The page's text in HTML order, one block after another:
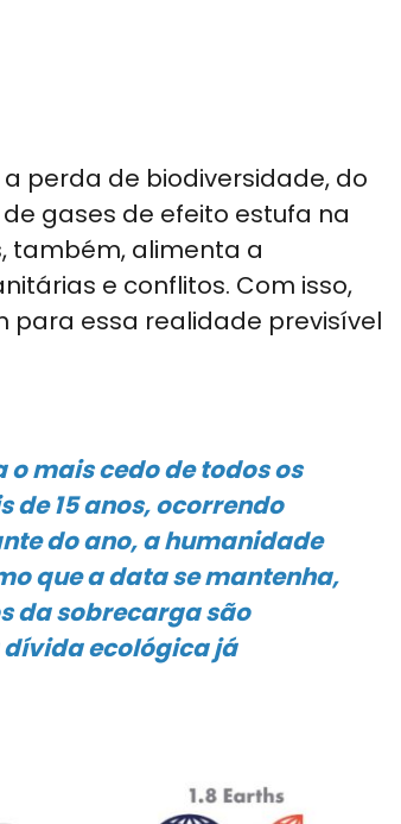
perda de biodiversidade, do
gases de efeito estufa na
também, alimenta a
e conflitos. Com isso,
para essa realidade previsível
o mais cedo de todos os
de 15 anos, ocorrendo
do ano, a humanidade
que a data se mantenha,
da sobrecarga são
ecológica já